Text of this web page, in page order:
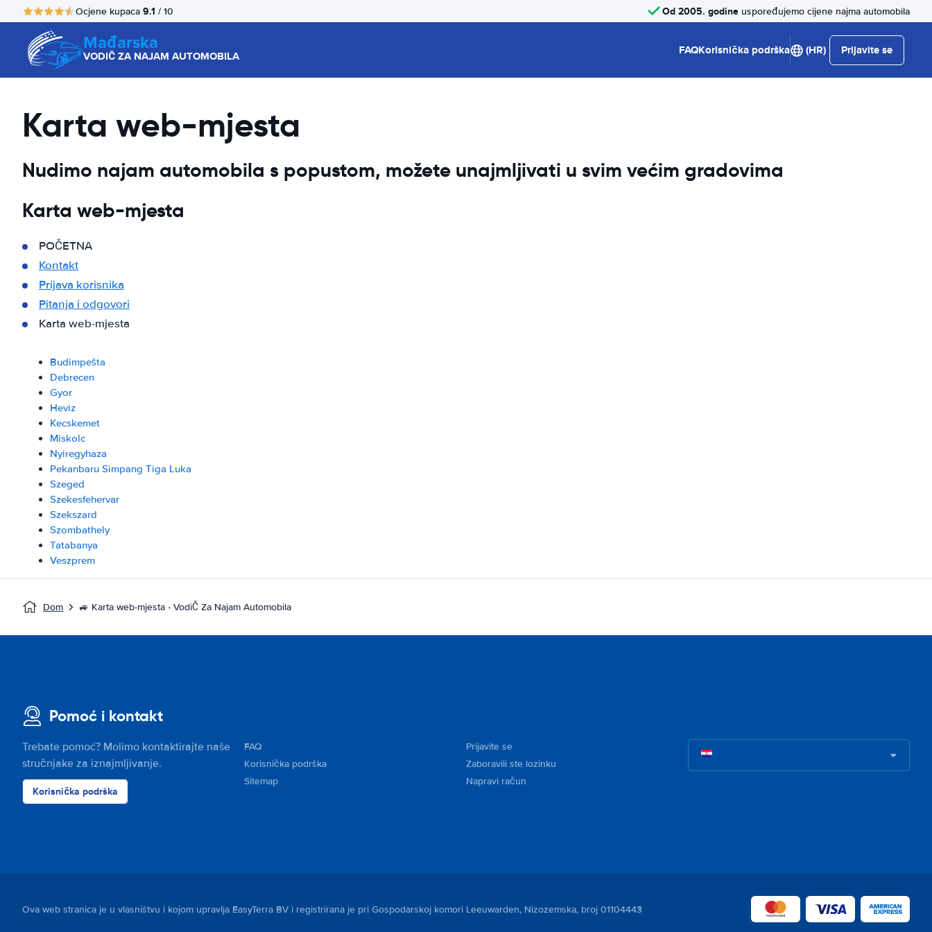
Ocjene kupaca 9.1 / 10 Od 2005. godine uspoređujemo cijene najma automobila
Mađarska
VODIČ ZA NAJAM AUTOMOBILA FAQKorisnička podrška (HR) Prijavite se
Karta web-mjesta
Nudimo najam automobila s popustom, možete unajmljivati u svim većim gradovima
Karta web-mjesta
POČETNA
Kontakt
Prijava korisnika
Pitanja i odgovori
Karta web-mjesta
Budimpešta
Debrecen
Gyor
Heviz
Kecskemet
Miskolc
Nyiregyhaza
Pekanbaru Simpang Tiga Luka
Szeged
Szekesfehervar
Szekszard
Szombathely
Tatabanya
Veszprem
Dom 🚙 Karta web-mjesta - VodiČ Za Najam Automobila
Pomoć i kontakt
Trebate pomoć? Molimo kontaktirajte naše
stručnjake za iznajmljivanje.
Korisnička podrška
FAQ
Korisnička podrška
Sitemap
Prijavite se
Zaboravili ste lozinku
Napravi račun
Ova web stranica je u vlasništvu i kojom upravlja EasyTerra BV i registrirana je pri Gospodarskoj komori Leeuwarden, Nizozemska, broj 01104443